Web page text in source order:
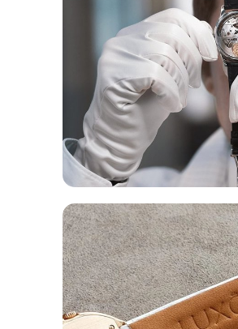
Оценка часов
«luxor-watch.ru» готов
оценки часов и лучшие
Подробнее